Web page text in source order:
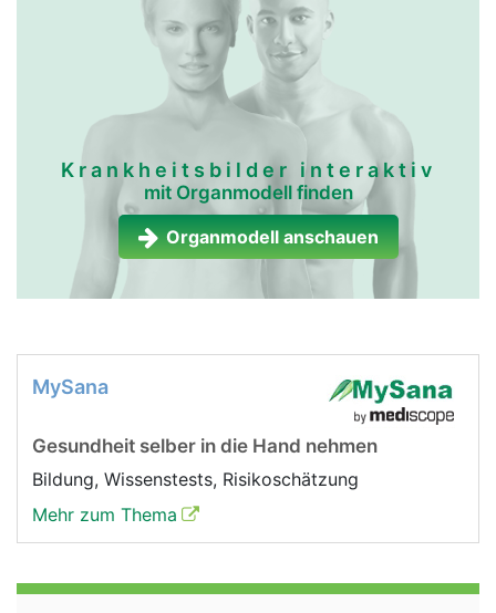
Krankheitsbilder interaktiv
mit Organmodell finden
Organmodell anschauen
MySana
Gesundheit selber in die Hand nehmen
Bildung, Wissenstests, Risikoschätzung
Mehr zum Thema